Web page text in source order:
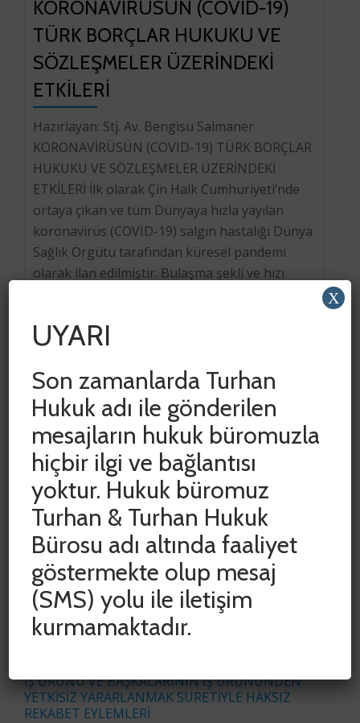
KORONAVİRÜSÜN (COVID-19)
TÜRK BORÇLAR HUKUKU VE
SÖZLEŞMELER ÜZERİNDEKİ
ETKİLERİ
Hazırlayan: Stj. Av. Bengisu Salmaner
KORONAVİRÜSÜN (COVID-19) TÜRK BORÇLAR
HUKUKU VE SÖZLEŞMELER ÜZERİNDEKİ
ETKİLERİ İlk olarak Çin Halk Cumhuriyeti’nde
ortaya çıkan ve tüm Dünyaya hızla yayılan
koronavirüs (COVID-19) salgın hastalığı Dünya
Sağlık Örgütü tarafından küresel pandemi
olarak ilan edilmiştir. Bulaşma şekli ve hızı
yayılmasının engellenmesi amacıyla […]
SON YAZILAR
ADLİ VE İDARİ YARGIDA HAK KAYIPLARININ
ÖNLENMESİ AMACIYLA DURDURULAN SÜRELER
CUMHURBAŞKANI KARARIYLA 15 HAZİRAN 2020
TARİHİNE KADAR UZATILDI
COVID-19 SALGINININ İŞYERİ KİRA
SÖZLEŞMELERİNE ETKİSİNİN
İŞ ÜRÜNÜ VE BAŞKALARININ İŞ ÜRÜNÜNDEN
YETKİSİZ YARARLANMAK SURETİYLE HAKSIZ
REKABET EYLEMLERİ
UYARI
Son zamanlarda Turhan
Hukuk adı ile gönderilen
mesajların hukuk büromuzla
hiçbir ilgi ve bağlantısı
yoktur. Hukuk büromuz
Turhan & Turhan Hukuk
Bürosu adı altında faaliyet
göstermekte olup mesaj
(SMS) yolu ile iletişim
kurmamaktadır.
X